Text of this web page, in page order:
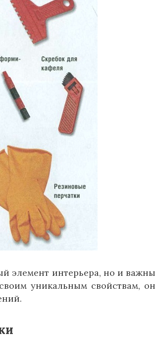
элемент интерьера, но и
уникальным свойствам,